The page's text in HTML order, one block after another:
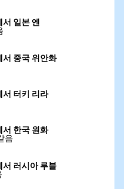
일본 엔
중국 위안화
터키 리라
한국 원화
음
러시아 루블